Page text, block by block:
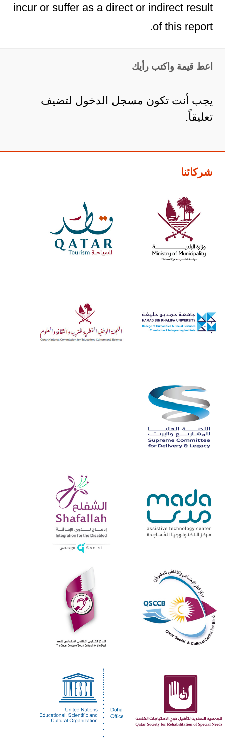
incur or suffer as a direct or indirect result
of this report.
اعط قيمة واكتب رأيك
يجب أنت تكون مسجل الدخول لتضيف
تعليقاً.
شركائنا